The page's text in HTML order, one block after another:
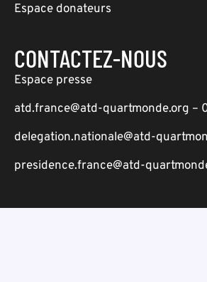
Espace donateurs
CONTACTEZ-NOUS
Espace presse
atd.france@atd-quartmonde.org –
delegation.nationale@atd-
presidence.france@atd-